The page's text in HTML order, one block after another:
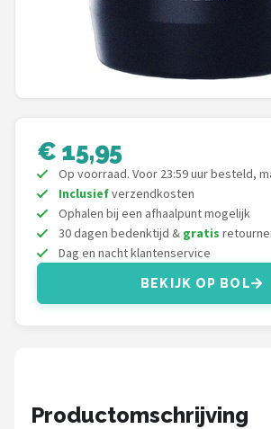
€ 15,95
Op voorraad. Voor 23:59 uur besteld,
Inclusiefverzendkosten
Ophalen bij een afhaalpunt mogelijk
30 dagen bedenktijd & gratis
Dag en nacht klantenservice
BEKIJK OP BOL
Productomschrijving